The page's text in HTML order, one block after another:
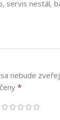
servis nestál,
nebude
*